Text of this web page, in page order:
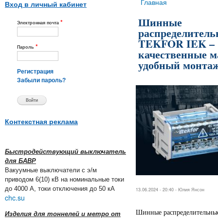
Вход в личный кабинет
Электронная почта *
Пароль *
Регистрация
Забыли пароль?
Контекстная реклама
Быстродействующий выключатель
для БАВР
Вакуумные выключатели с э/м
приводом 6(10) кВ на номинальные токи
до 4000 А, токи отключения до 50 кА
chc.su
Изделия для тоннелей и метро от
Вы здесь
Главная
Шинные
TEKFOR IEK –
качественные
удобный
13.06.2024 - 20:40 - Юлия Янсон
Шинные